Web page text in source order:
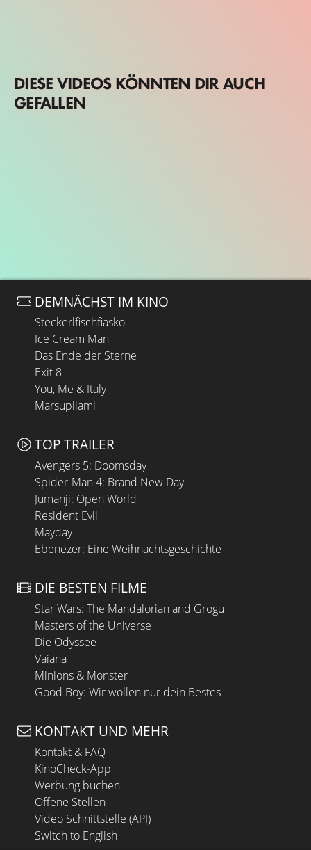
DIESE VIDEOS KÖNNTEN DIR AUCH
GEFALLEN
DEMNÄCHST IM KINO
Steckerlfischfiasko
Ice Cream Man
Das Ende der Sterne
Exit 8
You, Me & Italy
Marsupilami
TOP TRAILER
Avengers 5: Doomsday
Spider-Man 4: Brand New Day
Jumanji: Open World
Resident Evil
Mayday
Ebenezer: Eine Weihnachtsgeschichte
DIE BESTEN FILME
Star Wars: The Mandalorian and Grogu
Masters of the Universe
Die Odyssee
Vaiana
Minions & Monster
Good Boy: Wir wollen nur dein Bestes
KONTAKT UND MEHR
Kontakt & FAQ
KinoCheck-App
Werbung buchen
Offene Stellen
Video Schnittstelle (API)
Switch to English